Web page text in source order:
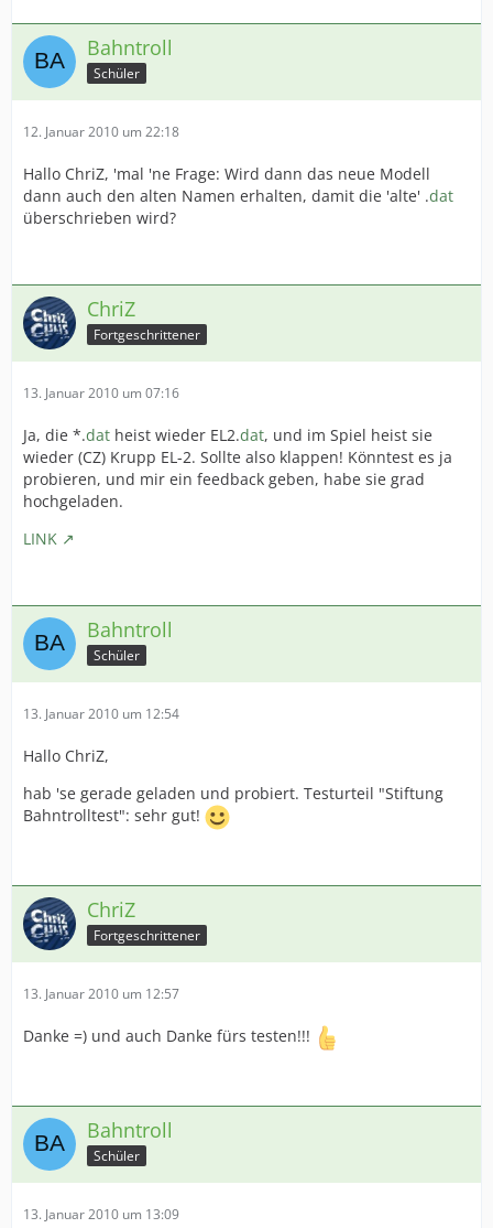
Bahntroll
Schüler
12. Januar 2010 um 22:18
Hallo ChriZ, 'mal 'ne Frage: Wird dann das neue Modell
dann auch den alten Namen erhalten, damit die 'alte' .dat
überschrieben wird?
ChriZ
Fortgeschrittener
13. Januar 2010 um 07:16
Ja, die *.dat heist wieder EL2.dat, und im Spiel heist sie
wieder (CZ) Krupp EL-2. Sollte also klappen! Könntest es ja
probieren, und mir ein feedback geben, habe sie grad
hochgeladen.
LINK
Bahntroll
Schüler
13. Januar 2010 um 12:54
Hallo ChriZ,
hab 'se gerade geladen und probiert. Testurteil "Stiftung
Bahntrolltest": sehr gut!
ChriZ
Fortgeschrittener
13. Januar 2010 um 12:57
Danke =) und auch Danke fürs testen!!!
Bahntroll
Schüler
13. Januar 2010 um 13:09